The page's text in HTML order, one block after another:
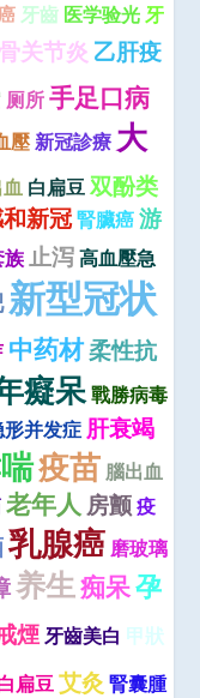
牙齒 医学验光 牙
关节炎 乙肝疫
厕所 手足口病
壓 新冠診療 大
白扁豆 双酚类
新冠腎臟癌 游
族 止泻 高血壓急
新型冠状
中药材柔性抗
癡呆戰勝病毒
形并发症 肝衰竭
疫苗 腦出血
老年人 房颤 疫
乳腺癌 磨玻璃
养生痴呆孕
煙牙齒美白 甲狀
扁豆 艾灸 腎囊腫